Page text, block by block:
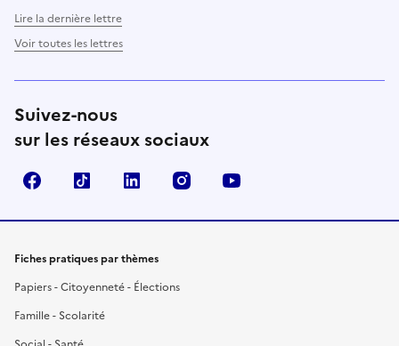
Lire la dernière lettre
Voir toutes les lettres
Suivez-nous
sur les réseaux sociaux
FacebookTikTok LinkedIn Instagram
Fiches pratiques par thèmes
Papiers - Citoyenneté - Élections
Famille - Scolarité